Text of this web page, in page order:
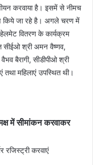
करवाया है। इसमें से नीमच
किये जा रहे है। अगले चरण में
वितरण के कार्यक्रम
सीईओ श्री अमन वैष्‍णव,
बैरागी, सीडीपीओ श्री
तथा महिलाएं उपस्थित थी।
में सीमांकन करवाकर
रजिस्‍ट्री करवाएं